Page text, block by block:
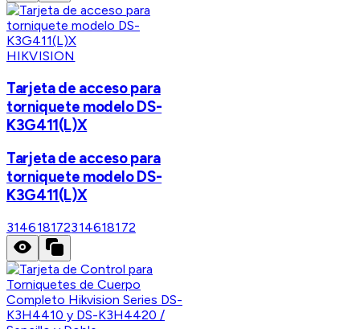
HIKVISION
Tarjeta de acceso para
torniquete modelo DS-
K3G411(L)X
Tarjeta de acceso para
torniquete modelo DS-
K3G411(L)X
314618172314618172